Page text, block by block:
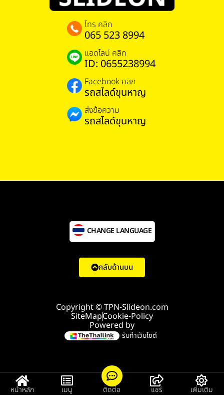
โทร คลิก
065 523 8994
แอดไลน์ คลิก
ID: 0655238994
Facebook คลิก
รถสไลด์ขุนหาญ
ส่งข้อความ
รถสไลด์ขุนหาญ
Copyright © TPN-Slideon.com
SiteMapCookie-Policy
Powered by
รับทำเว็บไซต์
CHANGE LANGUAGE
กลับด้านบน
หน้าหลัก เมนู ติดต่อ แชร์ เพิ่มเติม